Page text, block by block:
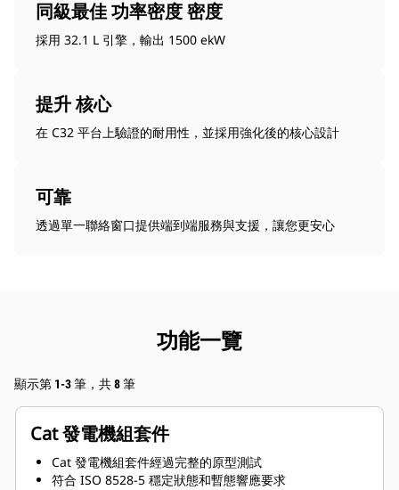
同級最佳 功率密度 密度
採用 32.1 L 引擎，輸出 1500 ekW
提升 核心
在 C32 平台上驗證的耐用性，並採用強化後的核心設計
可靠
透過單一聯絡窗口提供端到端服務與支援，讓您更安心
功能一覽
顯示第 1-3 筆，共 8 筆
Cat 發電機組套件
Cat 發電機組套件經過完整的原型測試
符合 ISO 8528-5 穩定狀態和暫態響應要求